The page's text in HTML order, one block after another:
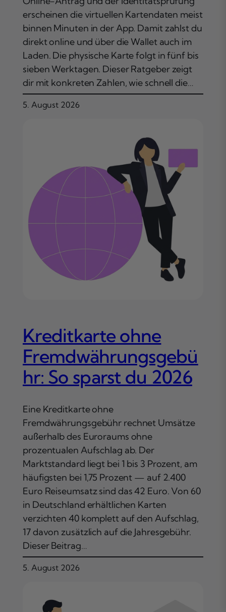
erscheinen die virtuellen Kartendaten meist
binnen Minuten in der App. Damit zahlst du
direkt online und über die Wallet auch im
Laden. Die physische Karte folgt in fünf bis
sieben Werktagen. Dieser Ratgeber zeigt
dir mit konkreten Zahlen, wie schnell die…
5. August 2026
Kreditkarte ohne
Fremdwährungsgebü
hr: So sparst du 2026
Eine Kreditkarte ohne
Fremdwährungsgebühr rechnet Umsätze
außerhalb des Euroraums ohne
prozentualen Aufschlag ab. Der
Marktstandard liegt bei 1 bis 3 Prozent, am
häufigsten bei 1,75 Prozent — auf 2.400
Euro Reiseumsatz sind das 42 Euro. Von 60
in Deutschland erhältlichen Karten
verzichten 40 komplett auf den Aufschlag,
17 davon zusätzlich auf die Jahresgebühr.
Dieser Beitrag…
5. August 2026